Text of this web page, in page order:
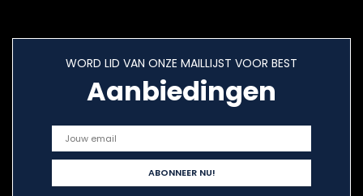
WORD LID VAN ONZE MAILLIJST VOOR BEST
Aanbiedingen